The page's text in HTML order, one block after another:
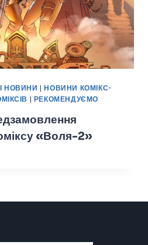
НОВИНИ |НОВИНИ КОМІКС-
| РЕКОМЕНДУЄМО
«Воля-2»